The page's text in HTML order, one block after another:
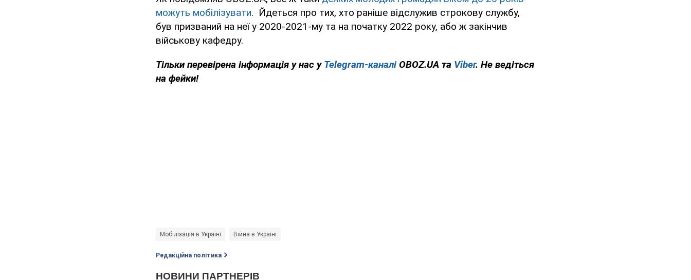
можуть мобілізувати. Йдеться про тих, хто раніше відслужив строкову службу,
був призваний на неї у 2020-2021-му та на початку 2022 року, або ж закінчив
військову кафедру.
Тільки перевірена інформація у нас у Telegram-каналі OBOZ.UA та Viber. Не ведіться
на фейки!
Мобілізація в Україні Війна в Україні
Редакційна політика